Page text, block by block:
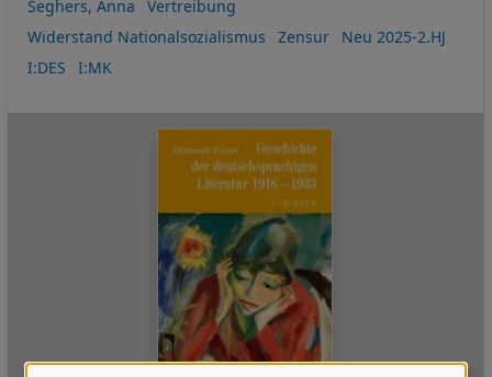
Seghers, Anna
Vertreibung
Widerstand Nationalsozialismus
Zensur
Neu 2025-2.HJ
I:DES
I:MK